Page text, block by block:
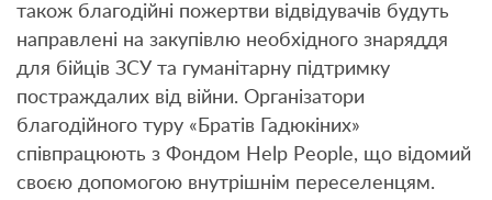
також благодійні пожертви відвідувачів будуть
направлені на закупівлю необхідного знаряддя
для бійців ЗСУ та гуманітарну підтримку
постраждалих від війни. Організатори
благодійного туру «Братів Гадюкіних»
співпрацюють з Фондом Help People, що відомий
своєю допомогою внутрішнім переселенцям.